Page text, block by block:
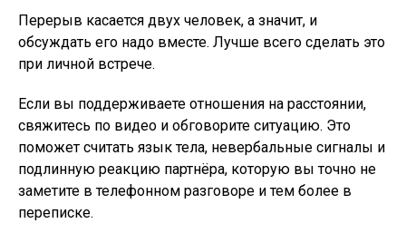
Перерыв касается двух человек, а значит, и
обсуждать его надо вместе. Лучше всего сделать это
при личной встрече.
Если вы поддерживаете отношения на расстоянии,
свяжитесь по видео и обговорите ситуацию. Это
поможет считать язык тела, невербальные сигналы и
подлинную реакцию партнёра, которую вы точно не
заметите в телефонном разговоре и тем более в
переписке.